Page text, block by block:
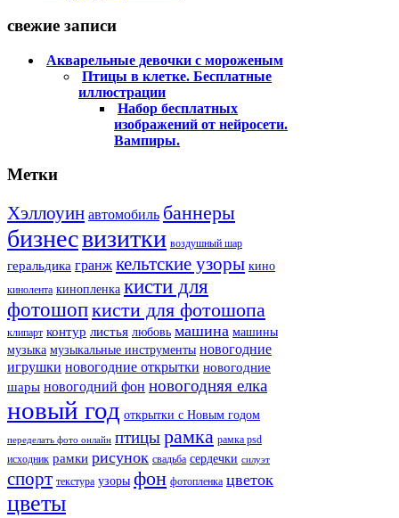
свежие записи
Акварельные девочки с мороженым
Птицы в клетке. Бесплатные
иллюстрации
Набор бесплатных
изображений от нейросети.
Вампиры.
Метки
Хэллоуин автомобиль баннеры
бизнесвизитки воздушный шар
геральдика гранж кельтские узоры кино
кинолента кинопленка кисти для
фотошопкисти для фотошопа
клипарт контур листья любовь машина машины
музыка музыкальные инструменты новогодние
игрушки новогодние открытки новогодние
шары новогодний фон новогодняя елка
новый год открытки с Новым годом
переделать фото онлайн птицырамка рамка psd
исходник рамки рисунок свадьба сердечки силуэт
спорт текстура узоры фон фотопленка цветок
цветы